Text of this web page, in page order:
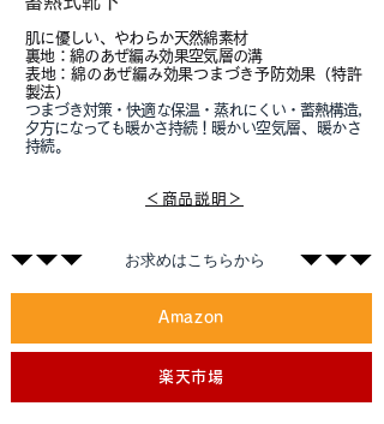
肌に優しい、やわらか天然綿素材
裏地：綿のあぜ編み効果空気層の溝
表地：綿のあぜ編み効果つまづき予防効果（特許
製法）
つまづき対策・快適な保温・蒸れにくい・蓄熱構造,
夕方になっても暖かさ持続！ 暖かい空気層、暖かさ
持続。
＜商品説明＞
​お求めはこちらから
Amazon
楽天市場